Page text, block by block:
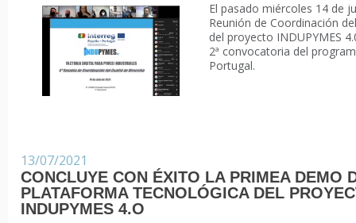
El pasado miércoles 14 de
Reunión de Coordinación
del proyecto INDUPYMES
2ª convocatoria del
Portugal.
13/07/2021
CONCLUYE CON ÉXITO LA PRIMEA DEMO
PLATAFORMA TECNOLÓGICA DEL
INDUPYMES 4.O